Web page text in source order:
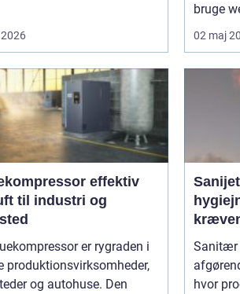
bruge
02 maj
effektiv
til industri og
er rygraden i
produktionsvirksomheder,
og autohuse. Den
Sanitær
hvor